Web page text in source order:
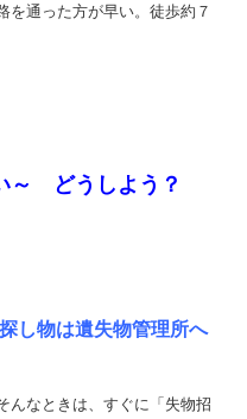
を通った方が早い。徒歩約７
～ どうしよう？
探し物は遺失物管理所へ
なときは、すぐに「 失物招